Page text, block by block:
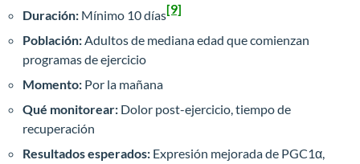
Duración: Mínimo 10 días[9]
Población:Adultos de mediana edad que comienzan
programas de ejercicio
Momento: Por la mañana
Qué monitorear: Dolor post-ejercicio, tiempo de
recuperación
Resultados esperados: Expresión mejorada de PGC1α,